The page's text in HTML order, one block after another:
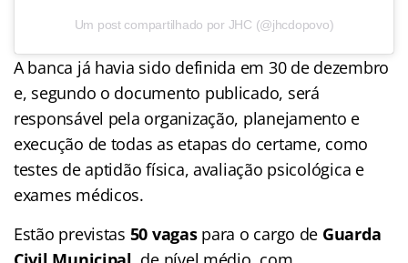
Um post compartilhado por JHC (@jhcdopovo)
A banca já havia sido definida em 30 de dezembro
e, segundo o documento publicado, será
responsável pela organização, planejamento e
execução de todas as etapas do certame, como
testes de aptidão física, avaliação psicológica e
exames médicos.
Estão previstas 50 vagaspara o cargo de Guarda